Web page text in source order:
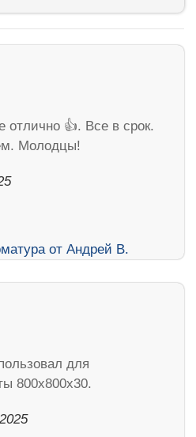
👍. Все в срок.
Молодцы!
для
800х800х30.